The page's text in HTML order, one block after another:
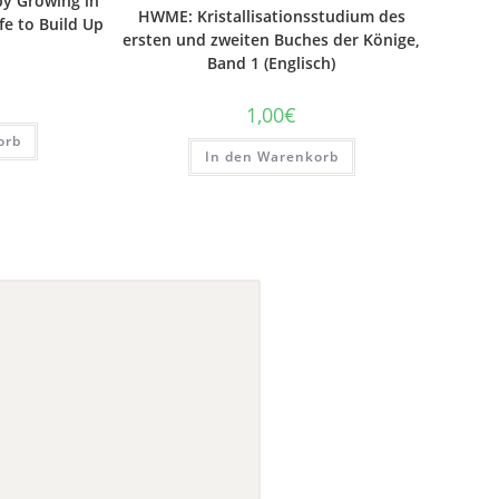
to Build Up
HWME: Kristallisationsstudium des
ersten und zweiten Buches der Könige,
Band 1 (Englisch)
1,00€
In den Warenkorb